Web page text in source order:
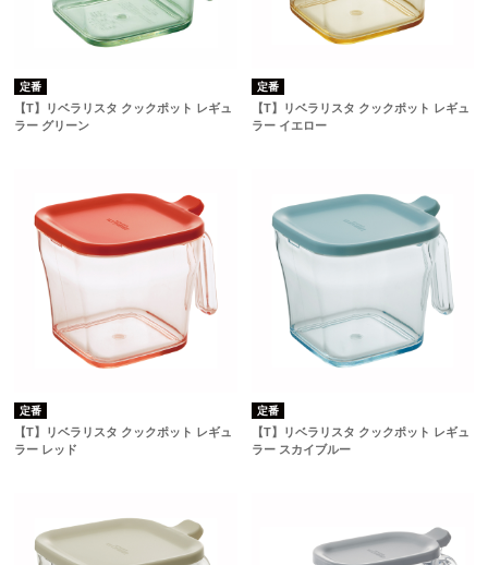
定番
【T】リベラリスタ クックポット レギュ
ラー グリーン
定番
【T】リベラリスタ クックポット レギュ
ラー イエロー
定番
【T】リベラリスタ クックポット レギュ
ラー レッド
定番
【T】リベラリスタ クックポット レギュ
ラー スカイブルー